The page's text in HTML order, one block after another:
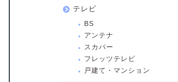
テレビ
BS
アンテナ
スカパー
フレッツテレビ
戸建て・マンション